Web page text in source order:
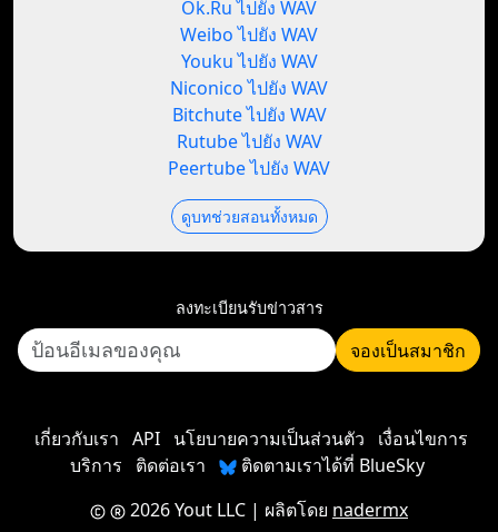
Ok.Ru ไปยัง WAV
Weibo ไปยัง WAV
Youku ไปยัง WAV
Niconico ไปยัง WAV
Bitchute ไปยัง WAV
Rutube ไปยัง WAV
Peertube ไปยัง WAV
ดูบทช่วยสอนทั้งหมด
ลงทะเบียนรับข่าวสาร
จองเป็นสมาชิก
เกี่ยวกับเรา API นโยบายความเป็นส่วนตัว
เงื่อนไขการ
บริการ
ติดต่อเรา
ติดตามเราได้ที่ BlueSky
2026 Yout LLC | ผลิตโดย nadermx